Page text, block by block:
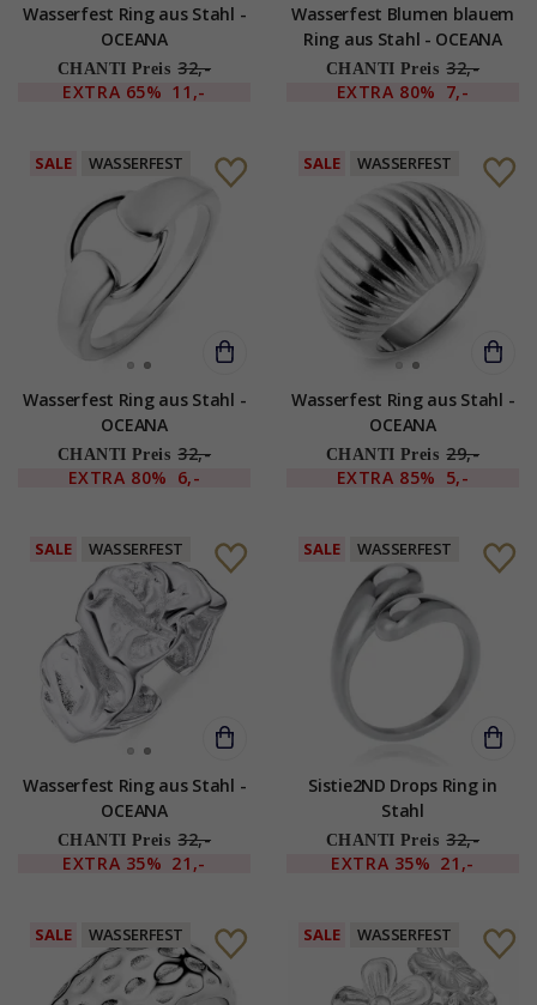
Wasserfest Ring aus Stahl -
OCEANA
CHANTI Preis 32,-
EXTRA 65% 11,-
Wasserfest Blumen blauem
Ring aus Stahl - OCEANA
CHANTI Preis 32,-
EXTRA 80% 7,-
SALE WASSERFEST
Wasserfest Ring aus Stahl -
OCEANA
CHANTI Preis 32,-
EXTRA 80% 6,-
SALE WASSERFEST
Wasserfest Ring aus Stahl -
OCEANA
CHANTI Preis 29,-
EXTRA 85% 5,-
SALE WASSERFEST
Wasserfest Ring aus Stahl -
OCEANA
CHANTI Preis 32,-
EXTRA 35% 21,-
SALE WASSERFEST
Sistie2ND Drops Ring in
Stahl
CHANTI Preis 32,-
EXTRA 35% 21,-
SALE WASSERFEST SALE WASSERFEST